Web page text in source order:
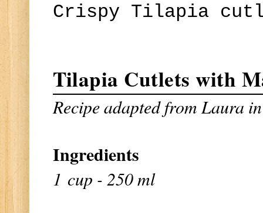
Crispy Tilapia
Tilapia Cutlets with
Recipe adapted fromLaura
Ingredients
1 cup - 250 ml